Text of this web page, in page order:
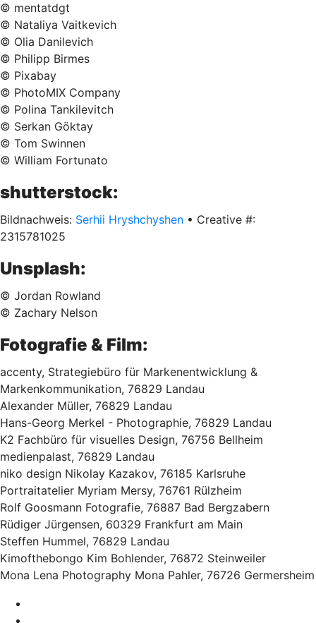
© mentatdgt
© Nataliya Vaitkevich
© Olia Danilevich
© Philipp Birmes
© Pixabay
© PhotoMIX Company
© Polina Tankilevitch
© Serkan Göktay
© Tom Swinnen
© William Fortunato
shutterstock:
Bildnachweis: Serhii Hryshchyshen • Creative #:
2315781025
Unsplash:
© Jordan Rowland
© Zachary Nelson
Fotografie & Film:
accenty, Strategiebüro für Markenentwicklung &
Markenkommunikation, 76829 Landau
Alexander Müller, 76829 Landau
Hans-Georg Merkel - Photographie, 76829 Landau
K2 Fachbüro für visuelles Design, 76756 Bellheim
medienpalast, 76829 Landau
niko design Nikolay Kazakov, 76185 Karlsruhe
Portraitatelier Myriam Mersy, 76761 Rülzheim
Rolf Goosmann Fotografie, 76887 Bad Bergzabern
Rüdiger Jürgensen, 60329 Frankfurt am Main
Steffen Hummel, 76829 Landau
Kimofthebongo Kim Bohlender, 76872 Steinweiler
Mona Lena Photography Mona Pahler, 76726 Germersheim